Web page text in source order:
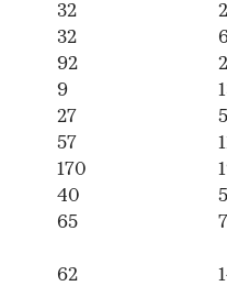
32
32
92
9
27
57
170
40
65
62